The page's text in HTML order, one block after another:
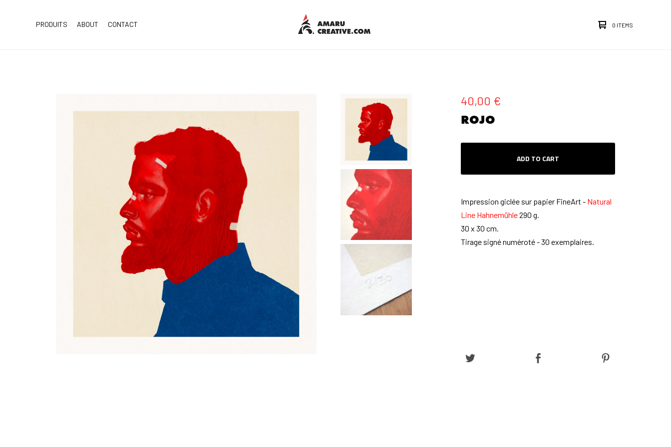
PRODUITS ABOUT CONTACT 0 ITEMS
40,00 €
ROJO
ADD TO CART
Impression giclée sur papier FineArt - Natural
Line Hahnemühle290 g.
30 x 30 cm.
Tirage signé numéroté - 30 exemplaires.